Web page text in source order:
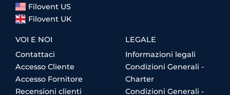
Filovent US
Filovent UK
VOI E NOI
Contattaci
Accesso Cliente
Accesso Fornitore
Recensioni clienti
LEGALE
Informazioni legali
Condizioni Generali -
Charter
Condizioni Generali -